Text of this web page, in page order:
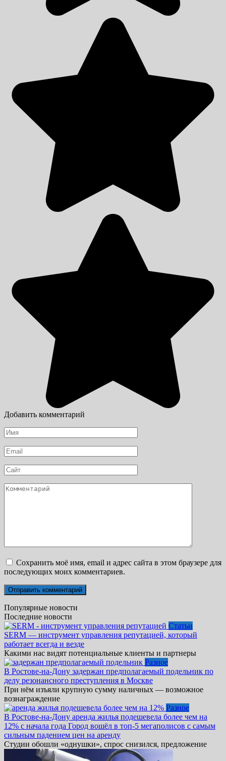
Добавить комментарий
Имя
*
Email
*
Сайт
Комментарий
Сохранить моё имя, email и адрес сайта в этом браузере для
последующих моих комментариев.
Популярные новости
Последние новости
Статьи
SERM — инструмент управления репутацией, который
работает всегда и везде
Какими нас видят потенциальные клиенты и партнеры
Разное
В Ростове-на-Дону задержан предполагаемый подельник по
делу резонансного преступления в Москве
При нём изъяли крупную сумму наличных — возможное
вознаграждение
Разное
В Ростове-на-Дону аренда жилья подешевела более чем на
12% с начала года Город вошёл в топ-5 мегаполисов с самым
сильным падением цен на аренду
Студии обошли «однушки», спрос снизился, предложение